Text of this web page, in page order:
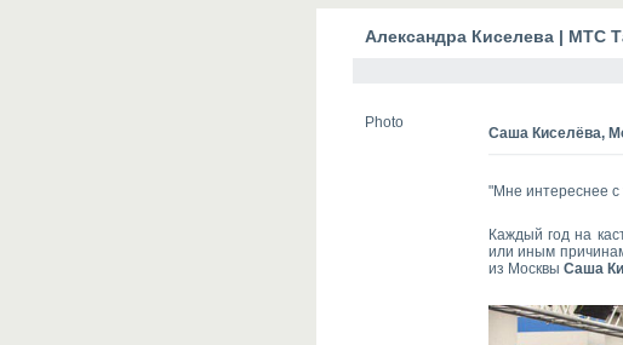
Александра Киселева | МТС
Photo
Саша Киселёва,
"Мне интереснее с
Каждый год на
или иным
из Москвы Саша